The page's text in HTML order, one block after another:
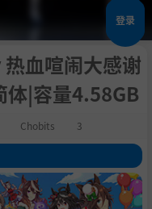
登录
血喧闹大感谢
|容量4.58GB
Chobits 3